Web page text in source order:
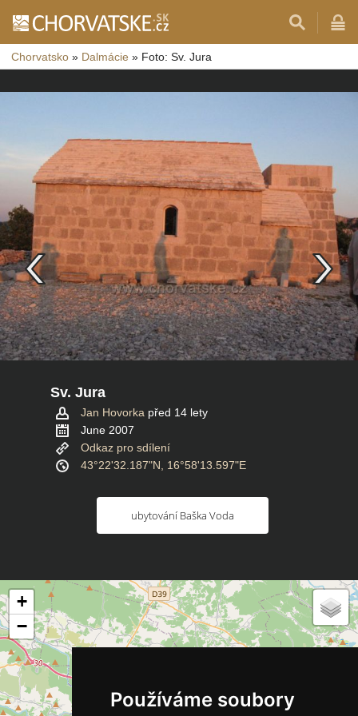
Používáme soubory
Chorvatsko » Dalmácie » Foto: Sv. Jura
Sv. Jura
Jan Hovorka před 14 lety
June 2007
Odkaz pro sdílení
43°22'32.187"N, 16°58'13.597"E
ubytování Baška Voda
+
−